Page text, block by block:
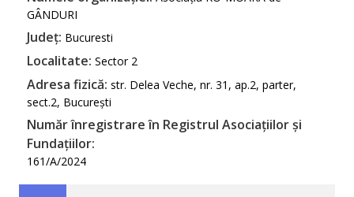
GÂNDURI
Județ: Bucuresti
Localitate: Sector 2
Adresa fizică: str. Delea Veche, nr. 31, ap.2, parter,
sect.2, București
Număr înregistrare în Registrul Asociațiilor și
Fundațiilor:
161/A/2024